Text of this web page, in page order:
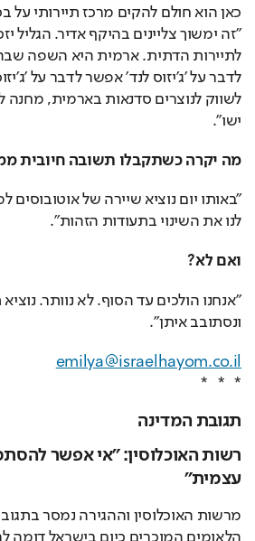
ישו".
מה יקרה כשתקבלו תשובה חיובית
לנו את השינוי בתעודות הזהות".
ואם לא?
ונסתובב איתן".
emilya@israelhayom.co.il
*   *   *
תגובת המדינה
רשות האוכלוסין: "אי אפשר
עצמית"